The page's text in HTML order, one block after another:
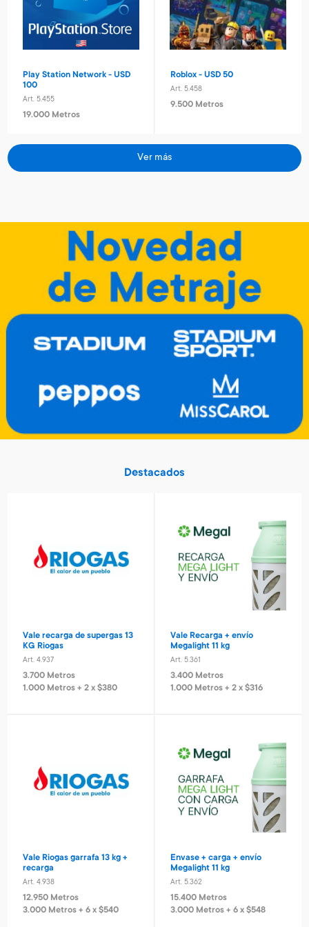
640 Metros + 4 x $210
8.600 Metros
1.720 Metros + 4 x $570
1.300 Metros + 4 x $430
Tablet electrónica Frozen
6.500 Metros
Valija Spiderman 51 cm
Art. 520
10.400 Metros
Art. 521 Art. 679
Art. 1.430 Art. 415
Play Station Network - USD
100
Art. 5.455
19.000 Metros
Roblox - USD 50
Art. 5.458
9.500 Metros
Minecraft - 1720 minecoins
Art. 5.459
Minecraft - 3500 minecoins
Art. 5.460
2.700 Metros
4.900 Metros
Art. 5.465
15.600 Metros
League of Legends - USD 5
Art. 5.467
Ver más
Destacados
Vale recarga de supergas 13
KG Riogas
Art. 4.937
3.700 Metros
1.000 Metros + 2 x $380
Vale Recarga + envío
Megalight 11 kg
Art. 5.361
3.400 Metros
1.000 Metros + 2 x $316
Vale Riogas garrafa 13 kg +
recarga
Art. 4.938
12.950 Metros
3.000 Metros + 6 x $540
Envase + carga + envío
Megalight 11 kg
Art. 5.362
15.400 Metros
3.000 Metros + 6 x $548